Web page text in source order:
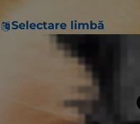
Selectare limbă